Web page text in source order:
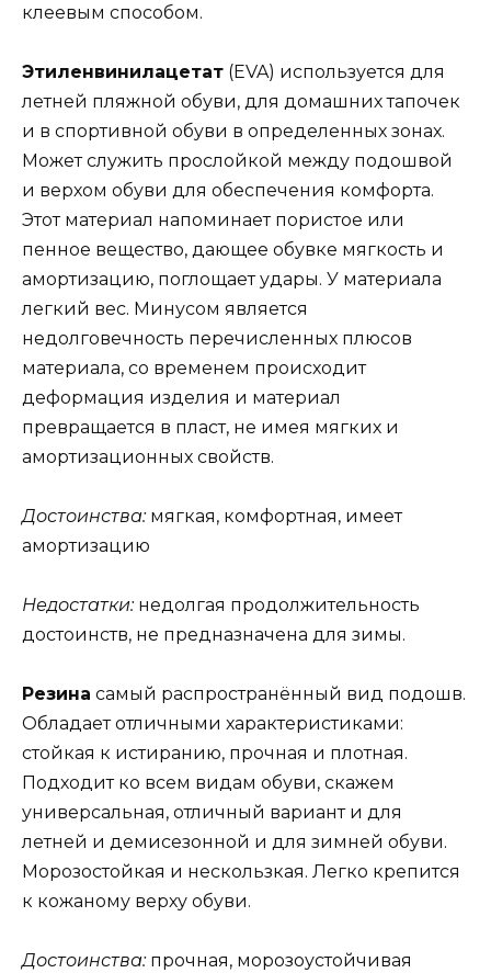
клеевым способом.
Этиленвинилацетат (EVA) используется для
летней пляжной обуви, для домашних тапочек
и в спортивной обуви в определенных зонах.
Может служить прослойкой между подошвой
и верхом обуви для обеспечения комфорта.
Этот материал напоминает пористое или
пенное вещество, дающее обувке мягкость и
амортизацию, поглощает удары. У материала
легкий вес. Минусом является
недолговечность перечисленных плюсов
материала, со временем происходит
деформация изделия и материал
превращается в пласт, не имея мягких и
амортизационных свойств.
Достоинства:мягкая, комфортная, имеет
амортизацию
Недостатки:недолгая продолжительность
достоинств, не предназначена для зимы.
Резина самый распространённый вид подошв.
Обладает отличными характеристиками:
стойкая к истиранию, прочная и плотная.
Подходит ко всем видам обуви, скажем
универсальная, отличный вариант и для
летней и демисезонной и для зимней обуви.
Морозостойкая и нескользкая. Легко крепится
к кожаному верху обуви.
Достоинства:прочная, морозоустойчивая